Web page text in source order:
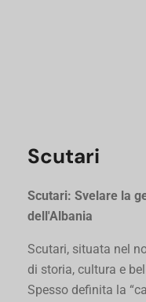
Scutari
Scutari: Svelare la
dell'Albania
Scutari, situata nel
di storia, cultura e
Spesso definita la